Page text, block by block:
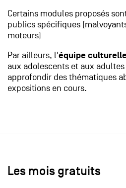
Certains modules proposés
publics spécifiques
moteurs)
Par ailleurs, l'équipe culturelle
aux adolescents et aux
approfondir des thématiques
expositions en cours.
Les mois gratuits